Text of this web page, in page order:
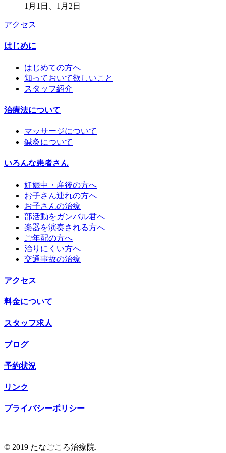
1月1日、1月2日
アクセス
はじめに
はじめての方へ
知っておいて欲しいこと
スタッフ紹介
治療法について
マッサージについて
鍼灸について
いろんな患者さん
妊娠中・産後の方へ
お子さん連れの方へ
お子さんの治療
部活動をガンバル君へ
楽器を演奏される方へ
ご年配の方へ
治りにくい方へ
交通事故の治療
アクセス
料金について
スタッフ求人
ブログ
予約状況
リンク
プライバシーポリシー
© 2019 たなごころ治療院.